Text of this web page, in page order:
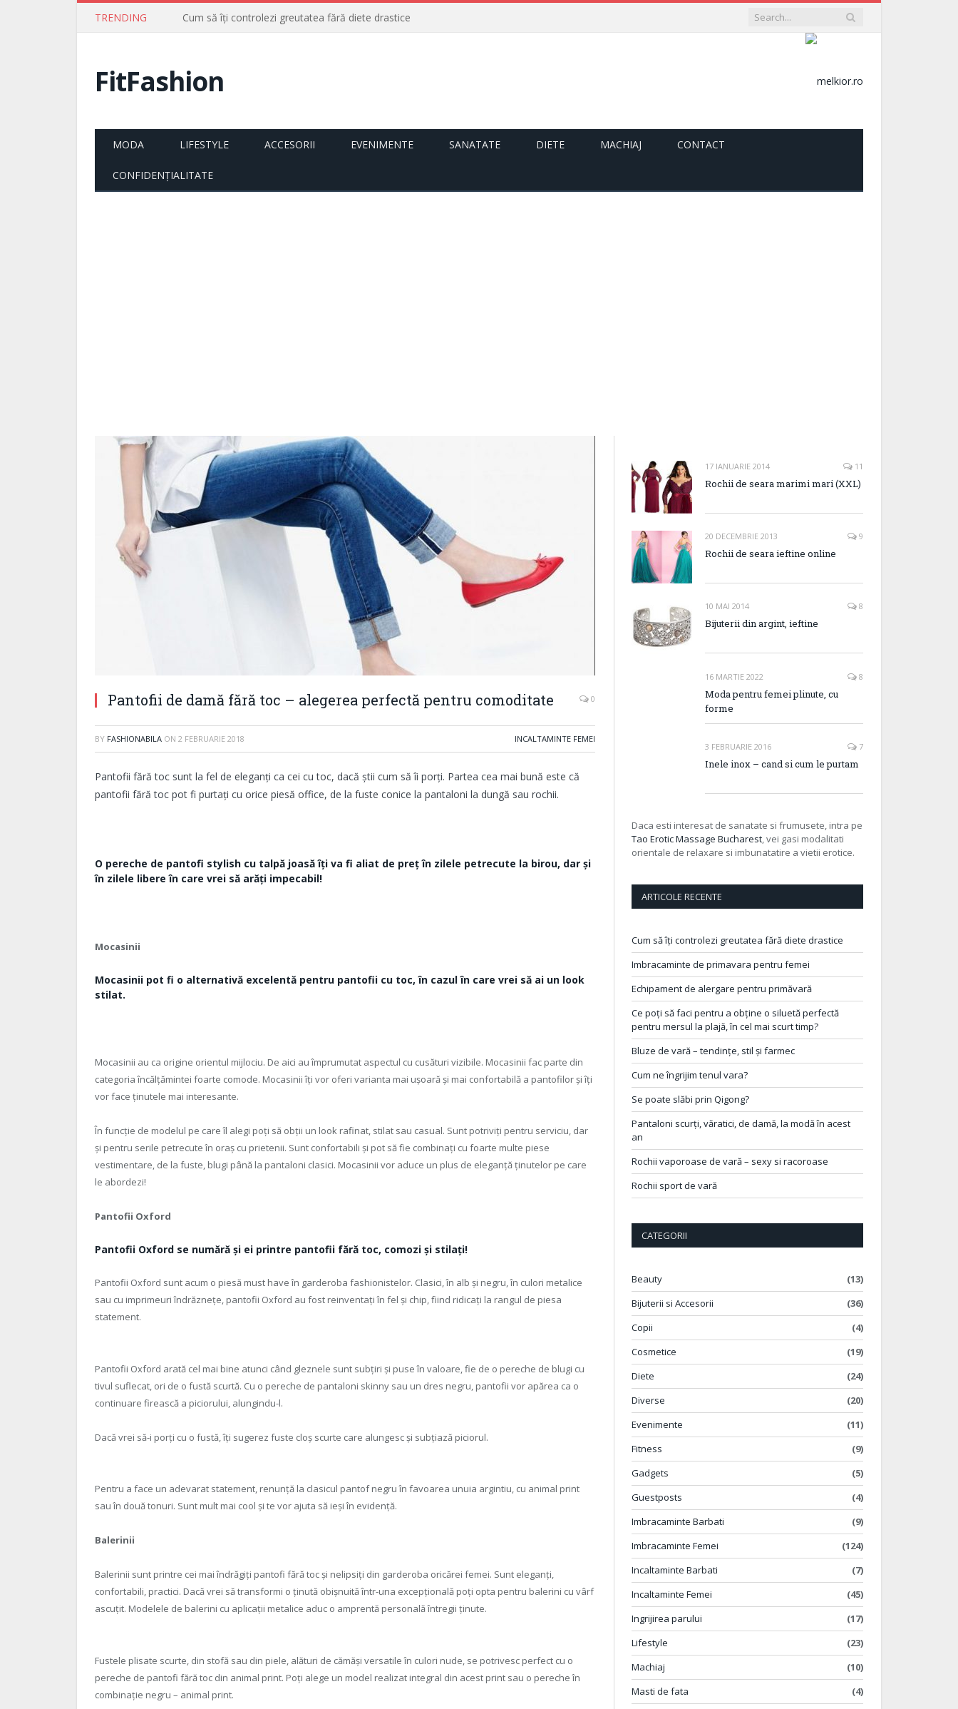
TRENDING Cum să îți controlezi greutatea fără diete drastice
FitFashion
MODA LIFESTYLE ACCESORII EVENIMENTE SANATATE DIETE MACHIAJ CONTACT
CONFIDENȚIALITATE
Pantofii de damă fără toc – alegerea perfectă pentru comoditate 0
BY FASHIONABILA ON 2 FEBRUARIE 2018 INCALTAMINTE FEMEI
Pantofii fără toc sunt la fel de eleganți ca cei cu toc, dacă știi cum să îi porți. Partea cea mai bună este că
pantofii fără toc pot fi purtați cu orice piesă office, de la fuste conice la pantaloni la dungă sau rochii.
O pereche de pantofi stylish cu talpă joasă îți va fi aliat de preț în zilele petrecute la birou, dar și
în zilele libere în care vrei să arăți impecabil!
Mocasinii
Mocasinii pot fi o alternativă excelentă pentru pantofii cu toc, în cazul în care vrei să ai un look
stilat.
Mocasinii au ca origine orientul mijlociu. De aici au împrumutat aspectul cu cusături vizibile. Mocasinii fac parte din
categoria încălțămintei foarte comode. Mocasinii îți vor oferi varianta mai ușoară și mai confortabilă a pantofilor și îți
vor face ținutele mai interesante.
În funcție de modelul pe care îl alegi poți să obții un look rafinat, stilat sau casual. Sunt potriviți pentru serviciu, dar
și pentru serile petrecute în oraș cu prietenii. Sunt confortabili și pot să fie combinați cu foarte multe piese
vestimentare, de la fuste, blugi până la pantaloni clasici. Mocasinii vor aduce un plus de eleganță ținutelor pe care
le abordezi!
Pantofii Oxford
Pantofii Oxford se numără și ei printre pantofii fără toc, comozi și stilați!
Pantofii Oxford sunt acum o piesă must have în garderoba fashionistelor. Clasici, în alb și negru, în culori metalice
sau cu imprimeuri îndrăznețe, pantofii Oxford au fost reinventați în fel și chip, fiind ridicați la rangul de piesa
statement.
Pantofii Oxford arată cel mai bine atunci când gleznele sunt subțiri și puse în valoare, fie de o pereche de blugi cu
tivul suflecat, ori de o fustă scurtă. Cu o pereche de pantaloni skinny sau un dres negru, pantofii vor apărea ca o
continuare firească a piciorului, alungindu-l.
Dacă vrei să-i porți cu o fustă, îți sugerez fuste cloș scurte care alungesc și subțiază piciorul.
Pentru a face un adevarat statement, renunță la clasicul pantof negru în favoarea unuia argintiu, cu animal print
sau în două tonuri. Sunt mult mai cool și te vor ajuta să ieși în evidență.
Balerinii
Balerinii sunt printre cei mai îndrăgiți pantofi fără toc și nelipsiți din garderoba oricărei femei. Sunt eleganți,
confortabili, practici. Dacă vrei să transformi o ținută obișnuită într-una excepțională poți opta pentru balerini cu vârf
ascuțit. Modelele de balerini cu aplicații metalice aduc o amprentă personală întregii ținute.
Fustele plisate scurte, din stofă sau din piele, alături de cămăși versatile în culori nude, se potrivesc perfect cu o
pereche de pantofi fără toc din animal print. Poți alege un model realizat integral din acest print sau o pereche în
combinație negru – animal print.
17 IANUARIE 2014 11
Rochii de seara marimi mari (XXL)
20 DECEMBRIE 2013 9
Rochii de seara ieftine online
10 MAI 2014 8
Bijuterii din argint, ieftine
16 MARTIE 2022 8
Moda pentru femei plinute, cu
forme
3 FEBRUARIE 2016 7
Inele inox – cand si cum le purtam
Daca esti interesat de sanatate si frumusete, intra pe
Tao Erotic Massage Bucharest , vei gasi modalitati
orientale de relaxare si imbunatatire a vietii erotice.
ARTICOLE RECENTE
Cum să îți controlezi greutatea fără diete drastice
Imbracaminte de primavara pentru femei
Echipament de alergare pentru primăvară
Ce poți să faci pentru a obține o siluetă perfectă
pentru mersul la plajă, în cel mai scurt timp?
Bluze de vară – tendințe, stil și farmec
Cum ne îngrijim tenul vara?
Se poate slăbi prin Qigong?
Pantaloni scurți, văratici, de damă, la modă în acest
an
Rochii vaporoase de vară – sexy si racoroase
Rochii sport de vară
CATEGORII
Beauty
(13)
Bijuterii si Accesorii
(36)
Copii
(4)
Cosmetice
(19)
Diete
(24)
Diverse
(20)
Evenimente
(11)
Fitness
(9)
Gadgets
(5)
Guestposts
(4)
Imbracaminte Barbati
(9)
Imbracaminte Femei
(124)
Incaltaminte Barbati
(7)
Incaltaminte Femei
(45)
Ingrijirea parului
(17)
Lifestyle
(23)
Machiaj
(10)
Masti de fata
(4)